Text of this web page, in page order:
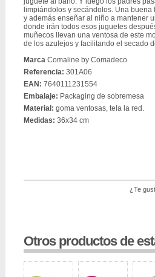
limpiándolos y secándolos. Una
y además enseñar al niño a mantener
donde irán todos esos juguetes
muñecos llevan una ventosa de este
de los azulejos y facilitando el secado
Marca Comaline by Comadeco
Referencia: 301A06
EAN: 7640111231554
Embalaje: Packaging de sobremesa
Material: goma ventosas, tela la red.
Medidas: 36x34 cm
¿Te
Otros productos de